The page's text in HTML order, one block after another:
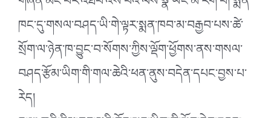
ཁང་དུ་གསལ་བཤད་ཡི་གེ་ལྟར་སྨན་ཁབ་མ་བརྒྱབ་པས་ཚེ་
སྲོག་ལ་ཉེན་ཁ་བྱུང་བ་སོགས་ཀྱིས་ལྡོག་ཕྱོགས་ནས་གསལ་
བཤད་རྩོམ་ཡིག་གི་གལ་ཆེའི་ཕན་ནུས་བདེན་དཔང་བྱས་པ་
རེད།